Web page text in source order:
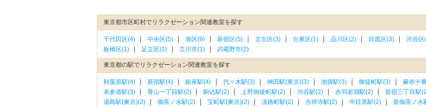
東京都市区町村でリラクゼーション関連教室を探す
千代田区(4) 中央区(5) 港区(9) 新宿区(5) 文京区(3) 台東区(1) 品川区(2) 目黒区(3) 渋谷区
板橋区(1)
足立区(1) 立川市(1) 武蔵野市(2)
東京都の駅でリラクゼーション関連教室を探す
秋葉原駅(4) 新宿駅(4) 銀座駅(4) 代々木駅(3) 神田駅(東京)(3) 池袋駅(3) 御徒町駅(3) 麻布十
表参道駅(3)
青山一丁目駅(2) 駒込駅(2) 上野御徒町駅(2) 渋谷駅(2) 赤羽岩淵駅(2) 新宿三丁目駅
湯島駅(東京)(2)
御茶ノ水駅(2) 宝町駅(東京)(2) 淡路町駅(2) 吉祥寺駅(2) 中目黒駅(2) 新御茶ノ水